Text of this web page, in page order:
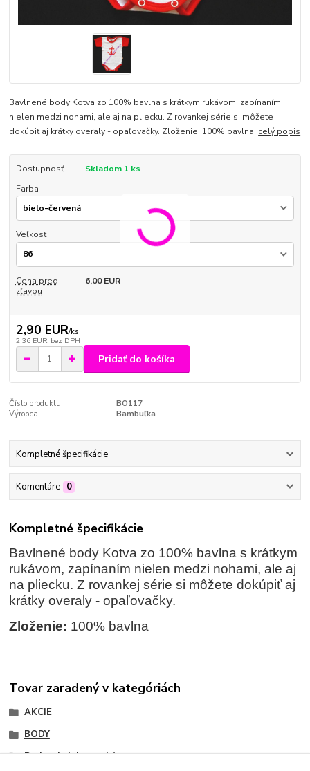
Bavlnené body Kotva zo 100% bavlna s krátkym rukávom, zapínaním
nielen medzi nohami, ale aj na pliecku. Z rovankej série si môžete
dokúpiť aj krátky overaly - opaľovačky. Zloženie: 100% bavlna celý popis
Dostupnosť
Skladom 1 ks
Farba
Veľkosť
Cena pred
zľavou
6,00 EUR
2,90 EUR/ks
2,36 EUR bez DPH
Pridať do košíka
Číslo produktu:
BO117
Výrobca:
Bambuľka
Kompletné špecifikácie
Komentáre 0
Kompletné špecifikácie
Bavlnené body Kotva zo 100% bavlna s krátkym
rukávom, zapínaním nielen medzi nohami, ale aj
na pliecku. Z rovankej série si môžete dokúpiť aj
krátky overaly - opaľovačky.
Zloženie: 100% bavlna
Tovar zaradený v kategóriách
AKCIE
BODY
Body s krátkym rukávom